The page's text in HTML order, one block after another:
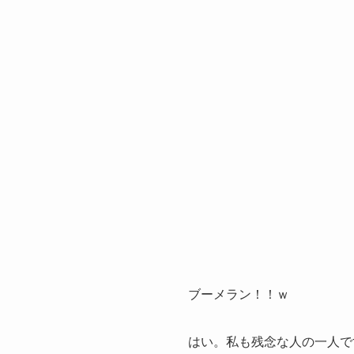
ブーメラン！！ｗ
はい。私も残念な人の一人